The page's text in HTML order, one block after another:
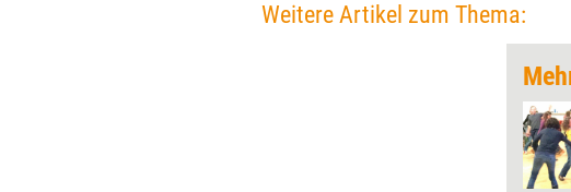
Weitere Artikel zum Thema: